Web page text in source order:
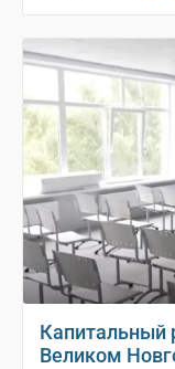
Великом